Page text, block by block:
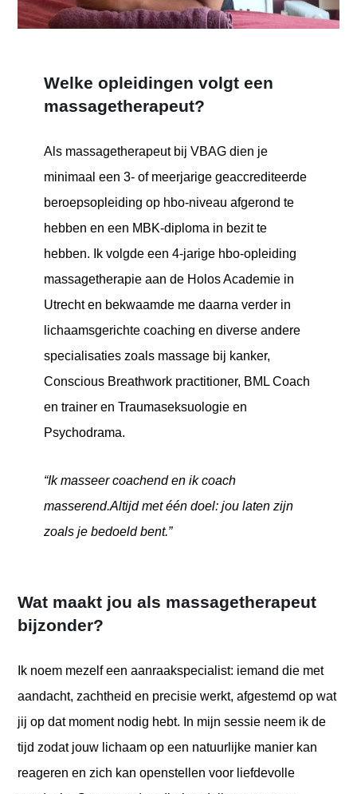
Welke opleidingen volgt een
massagetherapeut?
Als massagetherapeut bij VBAG dien je
minimaal een 3- of meerjarige geaccrediteerde
beroepsopleiding op hbo-niveau afgerond te
hebben en een MBK-diploma in bezit te
hebben. Ik volgde een 4-jarige hbo-opleiding
massagetherapie aan de Holos Academie in
Utrecht en bekwaamde me daarna verder in
lichaamsgerichte coaching en diverse andere
specialisaties zoals massage bij kanker,
Conscious Breathwork practitioner, BML Coach
en trainer en Traumaseksuologie en
Psychodrama.
“Ik masseer coachend en ik coach
masserend.Altijd met één doel: jou laten zijn
zoals je bedoeld bent.”
Wat maakt jou als massagetherapeut
bijzonder?
Ik noem mezelf een aanraakspecialist: iemand die met
aandacht, zachtheid en precisie werkt, afgestemd op wat
jij op dat moment nodig hebt. In mijn sessie neem ik de
tijd zodat jouw lichaam op een natuurlijke manier kan
reageren en zich kan openstellen voor liefdevolle